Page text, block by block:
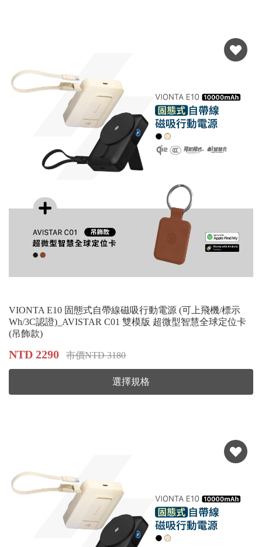
VIONTA E10 固態式自帶線磁吸行動電源 (可上飛機/標示
Wh/3C認證)_AVISTAR C01 雙模版 超微型智慧全球定位卡
(吊飾款​​​​​​​)
NTD 2290 市價NTD 3180
選擇規格